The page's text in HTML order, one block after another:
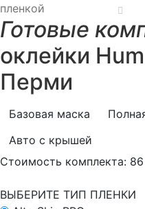
пленкой
Готовые
оклейки
Перми
Базовая маска
Авто с крышей
Стоимость комплекта:
ВЫБЕРИТЕ ТИП ПЛЕНКИ